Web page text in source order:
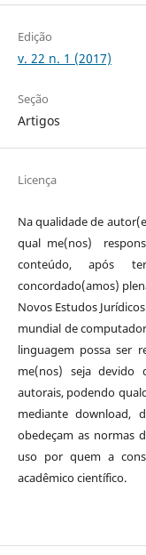
Edição
v. 22 n. 1 (2017)
Seção
Artigos
Licença
Na qualidade de
qual me(nos)
conteúdo, após
concordado(amos)
Novos Estudos
mundial de
linguagem possa ser
me(nos) seja devido
autorais, podendo
mediante download,
obedeçam as normas
uso por quem a
acadêmico científico.